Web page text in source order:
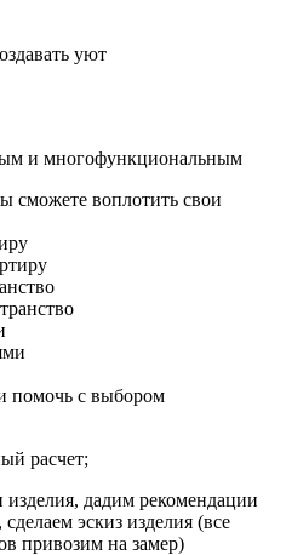
уют
и многофункциональным
сможете воплотить свои
помочь с выбором
расчет;
дадим рекомендации
эскиз изделия (все
привозим на замер)